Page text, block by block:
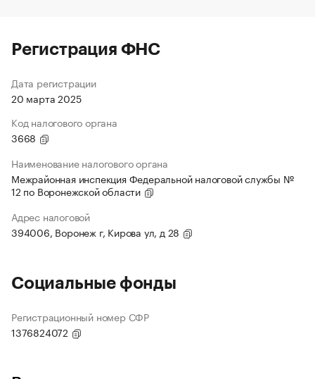
Регистрация ФНС
Дата регистрации
20 марта 2025
Код налогового органа
3668
Наименование налогового органа
Межрайонная инспекция Федеральной налоговой службы №
12 по Воронежской области
Адрес налоговой
394006, Воронеж г, Кирова ул, д 28
Социальные фонды
Регистрационный номер СФР
1376824072